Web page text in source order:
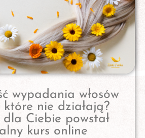
wypadania włosów
które nie działają?
dla Ciebie powstał
kurs online